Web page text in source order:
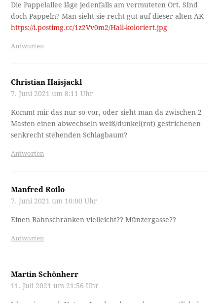
Die Pappelallee läge jedenfalls am vermuteten Ort. SInd
doch Pappeln? Man sieht sie recht gut auf dieser alten AK
https://i.postimg.cc/1z2Vv0m2/Hall-koloriert.jpg
Antworten
Christian Haisjackl
7. Juni 2021 um 8:11 Uhr
Kommt mir das nur so vor, oder sieht man da zwischen 2
Masten einen abwechseln weiß/dunkel(rot) gestrichenen
senkrecht stehenden Schlagbaum?
Antworten
Manfred Roilo
7. Juni 2021 um 10:00 Uhr
Einen Bahnschranken vielleicht?? Münzergasse??
Antworten
Martin Schönherr
11. Juli 2021 um 21:56 Uhr